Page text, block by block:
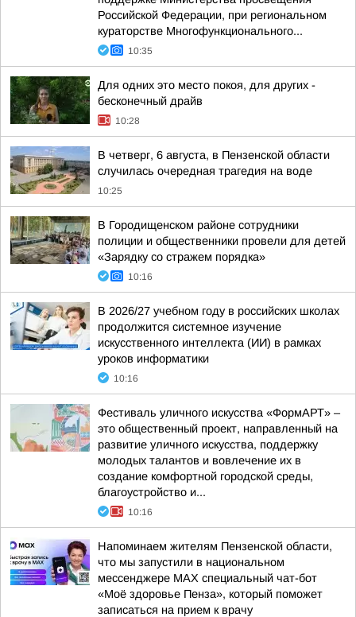
Российской Федерации, при региональном
кураторстве Многофункционального...
10:35
Для одних это место покоя, для других -
бесконечный драйв
10:28
В четверг, 6 августа, в Пензенской области
случилась очередная трагедия на воде
10:25
В Городищенском районе сотрудники
полиции и общественники провели для детей
«Зарядку со стражем порядка»
10:16
В 2026/27 учебном году в российских школах
продолжится системное изучение
искусственного интеллекта (ИИ) в рамках
уроков информатики
10:16
Фестиваль уличного искусства «ФормАРТ» –
это общественный проект, направленный на
развитие уличного искусства, поддержку
молодых талантов и вовлечение их в
создание комфортной городской среды,
благоустройство и...
10:16
Напоминаем жителям Пензенской области,
что мы запустили в национальном
мессенджере МАХ специальный чат-бот
«Моё здоровье Пенза», который поможет
записаться на прием к врачу